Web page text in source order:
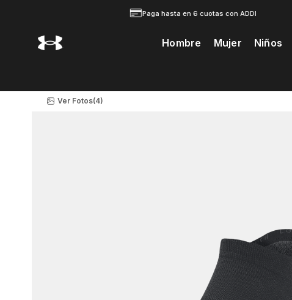
Paga hasta en 6 cuotas con ADDI
Hombre Mujer Niños
Ver Fotos(4)